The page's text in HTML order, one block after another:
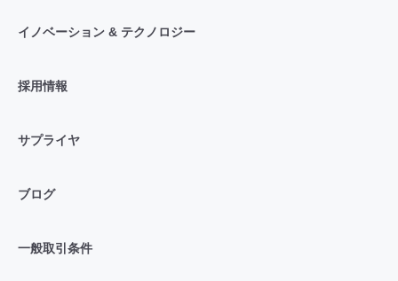
イノベーション & テクノロジー
採用情報
サプライヤ
ブログ
一般取引条件